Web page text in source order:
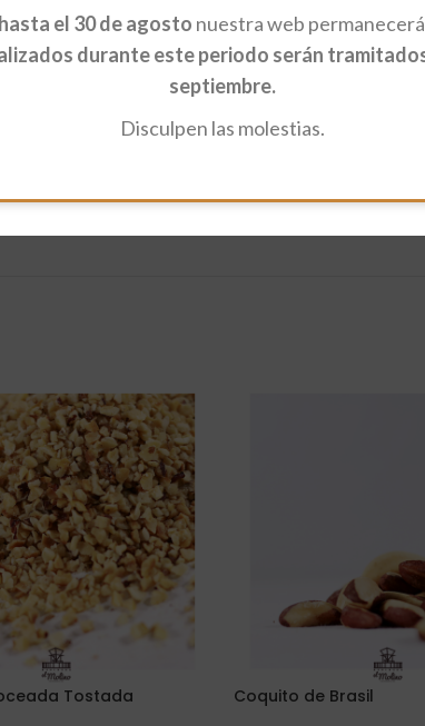
el 30 de agosto nuestra web
durante este periodo serán
septiembre.
Disculpen las molestias.
Tampoco hay que comer más, porque en exceso
Tostada Coquito de Brasil